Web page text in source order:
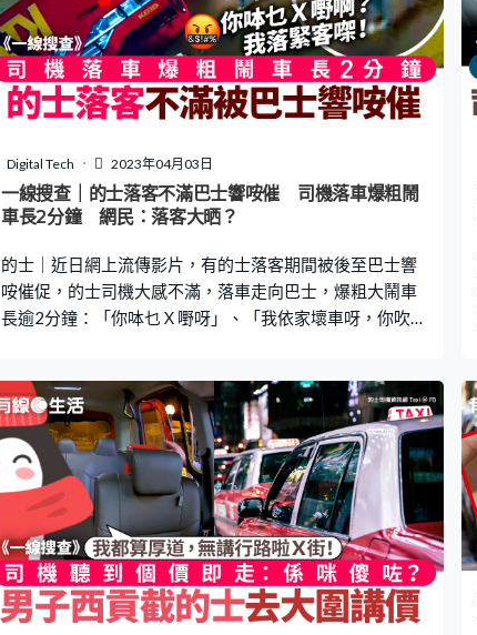
Digital Tech 2023年04月03日
一線搜查｜的士落客不滿巴士響咹催 司機落車爆粗鬧
車長2分鐘 網民：落客大晒？
的士｜近日網上流傳影片，有的士落客期間被後至巴士響
咹催促，的士司機大感不滿，落車走向巴士，爆粗大鬧車
長逾2分鐘：「你呠乜Ｘ嘢呀」、「我依家壞車呀，你吹我
「映衰晒全行」。 更多熱門文章： 澳門金巴懶人包 購票
方法＋上車地點一文看機場快綫購票優惠｜必知4大着數
邊個平台訂票最抵？多人同行有優惠 機鐵買飛途徑一文
看特區護照續期申請 6大常見錯誤 入境處提醒不少人照
片規格不符｜附申請教學 YouTube頻道「車CAM特警」以
「的士落客被巴士響咹2次，落車怒小巴士司機」為題，近
日上傳一段影片，內容是有的士在葵涌石籬大隴街落客
時，被巴士司機從後響咹2次催促，的士司機隨即落車走向
巴士，爆粗怒罵巴士車長2分鐘。 影片可見，的士司機走